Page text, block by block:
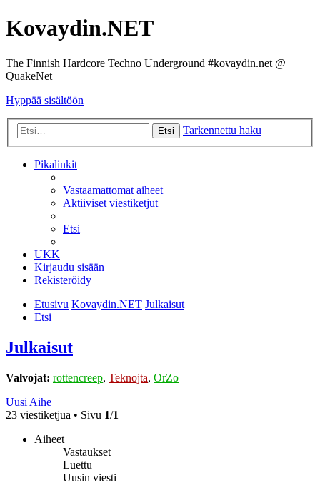
Kovaydin.NET
The Finnish Hardcore Techno Underground #kovaydin.net @
QuakeNet
Hyppää sisältöön
Etsi Tarkennettu haku
Pikalinkit
Vastaamattomat aiheet
Aktiiviset viestiketjut
Etsi
UKK
Kirjaudu sisään
Rekisteröidy
Etusivu Kovaydin.NET Julkaisut
Etsi
Julkaisut
Valvojat: rottencreep, Teknojta, OrZo
Uusi Aihe
23 viestiketjua • Sivu 1/1
Aiheet
Vastaukset
Luettu
Uusin viesti